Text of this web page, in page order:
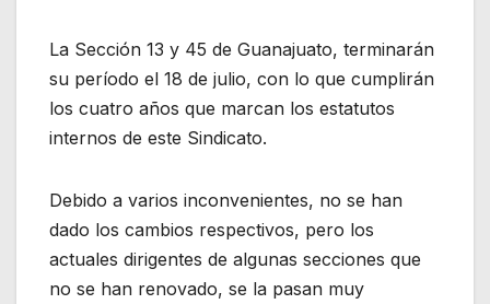
La Sección 13 y 45 de Guanajuato, terminarán
su período el 18 de julio, con lo que cumplirán
los cuatro años que marcan los estatutos
internos de este Sindicato.
Debido a varios inconvenientes, no se han
dado los cambios respectivos, pero los
actuales dirigentes de algunas secciones que
no se han renovado, se la pasan muy